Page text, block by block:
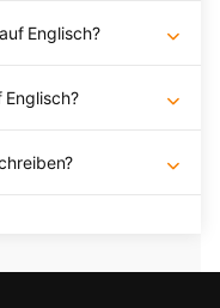
Englisch?